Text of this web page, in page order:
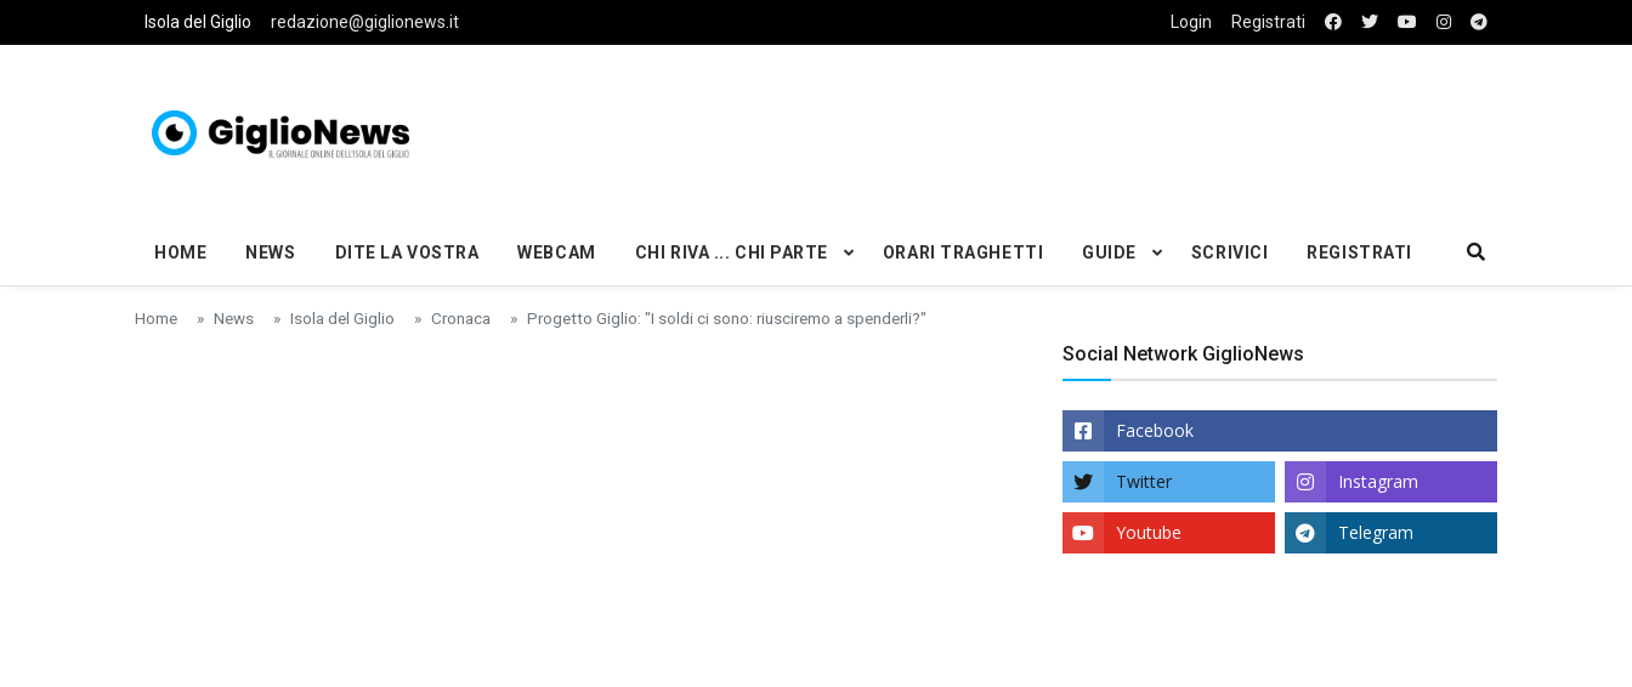
Skip to main content
Isola del Giglio redazione@giglionews.it Login Registrati
HOME NEWS DITE LA VOSTRA WEBCAM CHI RIVA ... CHI PARTE ORARI TRAGHETTI GUIDE SCRIVICI REGISTRATI
Home News Isola del Giglio Cronaca Progetto Giglio: "I soldi ci sono: riusciremo a spenderli?"
Social Network GiglioNews
Facebook
Twitter Instagram
Youtube Telegram